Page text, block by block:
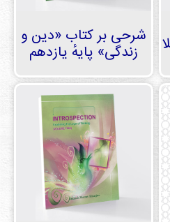
شرحی بر کتاب «دین و
زندگی» پایهٔ یازدهم